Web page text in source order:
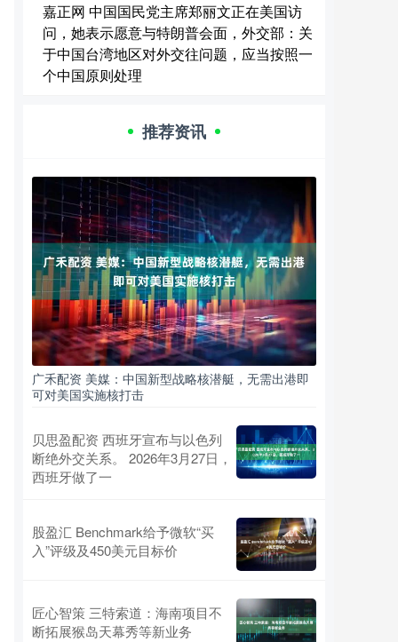
嘉正网 中国国民党主席郑丽文正在美国访
问，她表示愿意与特朗普会面，外交部：关
于中国台湾地区对外交往问题，应当按照一
个中国原则处理
推荐资讯
广禾配资 美媒：中国新型战略核潜艇，无需出港即
可对美国实施核打击
贝思盈配资 西班牙宣布与以色列
断绝外交关系。 2026年3月27日，
西班牙做了一
股盈汇 Benchmark给予微软“买
入”评级及450美元目标价
匠心智策 三特索道：海南项目不
断拓展猴岛天幕秀等新业务